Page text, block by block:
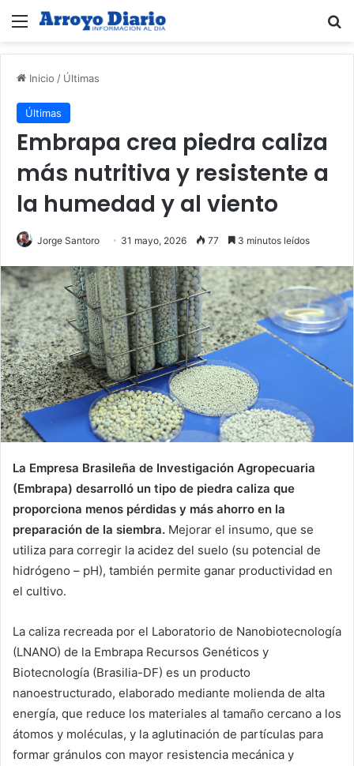
Menú
Inicio / Últimas
Últimas
Embrapa crea piedra caliza
más nutritiva y resistente a
la humedad y al viento
Jorge Santoro 31 mayo, 2026 77 3 minutos leídos
La Empresa Brasileña de Investigación Agropecuaria
(Embrapa) desarrolló un tipo de piedra caliza que
proporciona menos pérdidas y más ahorro en la
preparación de la siembra. Mejorar el insumo, que se
utiliza para corregir la acidez del suelo (su potencial de
hidrógeno – pH), también permite ganar productividad en
el cultivo.
La caliza recreada por el Laboratorio de Nanobiotecnología
(LNANO) de la Embrapa Recursos Genéticos y
Biotecnología (Brasilia-DF) es un producto
nanoestructurado, elaborado mediante molienda de alta
energía, que reduce los materiales al tamaño cercano a los
átomos y moléculas, y la aglutinación de partículas para
formar gránulos con mayor resistencia mecánica y